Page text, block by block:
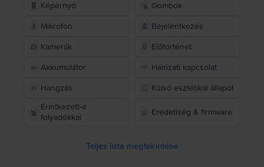
Képernyő Gombok
Mikrofon Bejelentkezés
Kamerák Előtörténet
Akkumulátor Hálózati kapcsolat
Hangzás
Külső esztétikai állapot
Érintkezett-e
folyadékkal
Eredetiség & firmware
Teljes lista megtekintése